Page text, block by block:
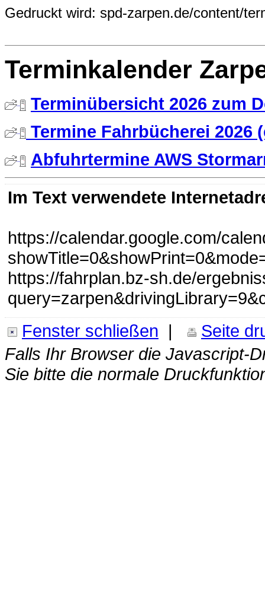
Gedruckt wird: spd-zarpen.de/content/
Terminkalender
Terminübersicht 2026 zum
Termine Fahrbücherei 2026
Abfuhrtermine AWS
Im Text verwendete
https://calendar.google.com/
https://fahrplan.bz-sh.de/
Fenster schließen |
Seite
Falls Ihr Browser die Javascript-
Sie bitte die normale